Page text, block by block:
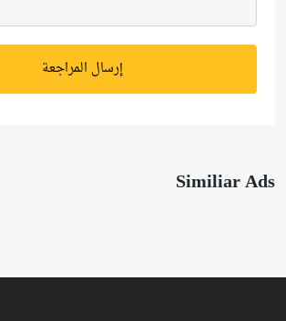
إرسال المراجعة
Similiar Ads